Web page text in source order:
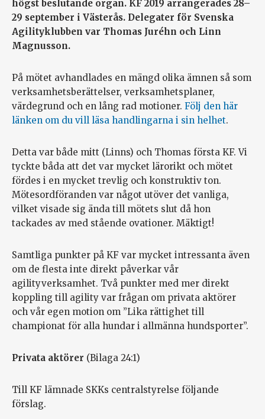
högst beslutande organ. KF 2019 arrangerades 28–
29 september i Västerås. Delegater för Svenska
Agilityklubben var Thomas Juréhn och Linn
Magnusson.
På mötet avhandlades en mängd olika ämnen så som
verksamhetsberättelser, verksamhetsplaner,
värdegrund och en lång rad motioner. Följ den här
länken om du vill läsa handlingarna i sin helhet.
Detta var både mitt (Linns) och Thomas första KF. Vi
tyckte båda att det var mycket lärorikt och mötet
fördes i en mycket trevlig och konstruktiv ton.
Mötesordföranden var något utöver det vanliga,
vilket visade sig ända till mötets slut då hon
tackades av med stående ovationer. Mäktigt!
Samtliga punkter på KF var mycket intressanta även
om de flesta inte direkt påverkar vår
agilityverksamhet. Två punkter med mer direkt
koppling till agility var frågan om privata aktörer
och vår egen motion om ”Lika rättighet till
championat för alla hundar i allmänna hundsporter”.
Privata aktörer (Bilaga 24:1)
Till KF lämnade SKKs centralstyrelse följande
förslag.